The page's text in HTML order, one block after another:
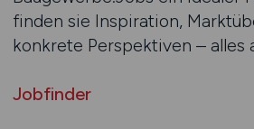
finden sie Inspiration,
konkrete Perspektiven – alles
Jobfinder